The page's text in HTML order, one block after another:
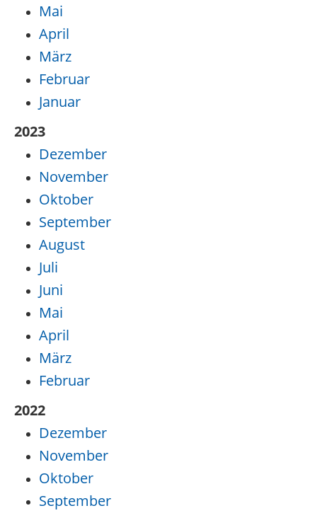
Mai
April
März
Februar
Januar
2023
Dezember
November
Oktober
September
August
Juli
Juni
Mai
April
März
Februar
2022
Dezember
November
Oktober
September